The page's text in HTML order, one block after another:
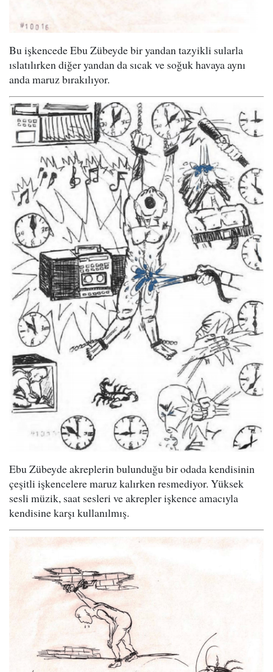
Bu işkencede Ebu Zübeyde bir yandan tazyikli sularla
ıslatılırken diğer yandan da sıcak ve soğuk havaya aynı
anda maruz bırakılıyor.
Ebu Zübeyde akreplerin bulunduğu bir odada kendisinin
çeşitli işkencelere maruz kalırken resmediyor. Yüksek
sesli müzik, saat sesleri ve akrepler işkence amacıyla
kendisine karşı kullanılmış.